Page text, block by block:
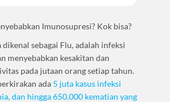
Imunosupresi? Kok bisa?
dikenal sebagai Flu, adalah infeksi
menyebabkan kesakitan dan
pada jutaan orang setiap tahun.
ada 5 juta kasus infeksi
dan hingga 650.000 kematian yang